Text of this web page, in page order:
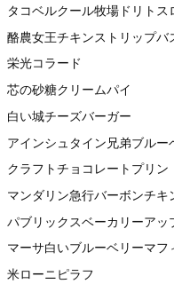
タコベルクール牧場ドリトス
酪農女王チキンストリップバ
栄光コラード
芯の砂糖クリームパイ
白い城チーズバーガー
アインシュタイン兄弟ブル
クラフトチョコレートプリン
マンダリン急行バーボンチキ
パブリックスベーカリーアッ
マーサ白いブルーベリーマフ
米ローニピラフ